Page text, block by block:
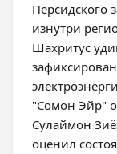
Персидского
изнутри
Шахритус
"Сомон Эйр"
Сулаймон
оценил